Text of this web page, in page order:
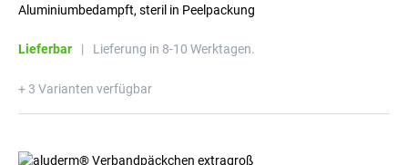
Aluminiumbedampft, steril in Peelpackung
Lieferbar | Lieferung in 8-10 Werktagen.
+ 3 Varianten verfügbar